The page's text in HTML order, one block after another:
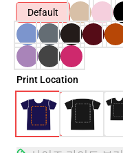
Default
Print Location